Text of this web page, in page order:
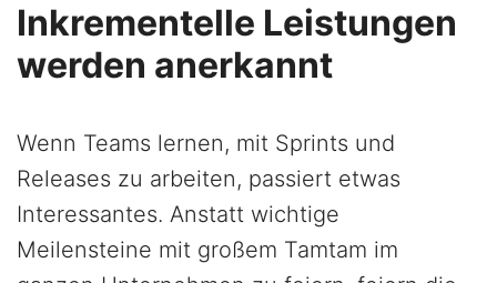
Inkrementelle Leistungen
werden anerkannt
Wenn Teams lernen, mit Sprints und
Releases zu arbeiten, passiert etwas
Interessantes. Anstatt wichtige
Meilensteine mit großem Tamtam im